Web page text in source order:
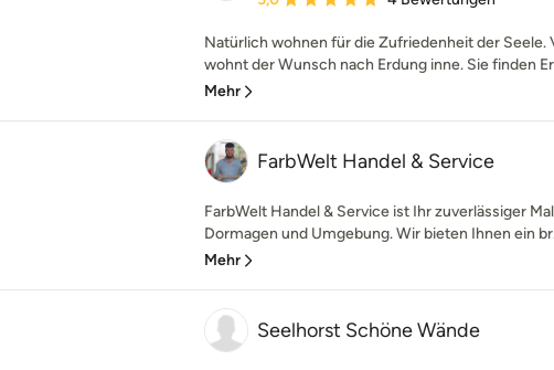
Natürlich wohnen für die Zufriedenheit der Seele.
wohnt der Wunsch nach Erdung inne. Sie finden
Mehr
FarbWelt Handel & Service
FarbWelt Handel & Service ist Ihr zuverlässiger
Dormagen und Umgebung. Wir bieten Ihnen ein
Mehr
Seelhorst Schöne Wände